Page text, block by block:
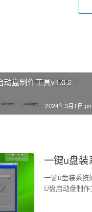
动盘制作工具v1.0.2
2024年3月1日
一键u盘装
一键u盘装系统
U盘启动盘制